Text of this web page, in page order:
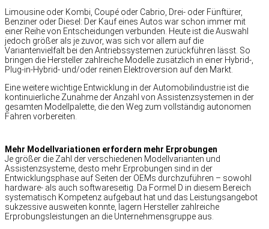
Limousine oder Kombi, Coupé oder Cabrio, Drei- oder Fünftürer,
Benziner oder Diesel: Der Kauf eines Autos war schon immer mit
einer Reihe von Entscheidungen verbunden. Heute ist die Auswahl
jedoch größer als je zuvor, was sich vor allem auf die
Variantenvielfalt bei den Antriebssystemen zurückführen lässt. So
bringen die Hersteller zahlreiche Modelle zusätzlich in einer Hybrid-,
Plug-in-Hybrid- und/oder reinen Elektroversion auf den Markt.
Eine weitere wichtige Entwicklung in der Automobilindustrie ist die
kontinuierliche Zunahme der Anzahl von Assistenzsystemen in der
gesamten Modellpalette, die den Weg zum vollständig autonomen
Fahren vorbereiten.
Mehr Modellvariationen erfordern mehr Erprobungen
Je größer die Zahl der verschiedenen Modellvarianten und
Assistenzsysteme, desto mehr Erprobungen sind in der
Entwicklungsphase auf Seiten der OEMs durchzuführen – sowohl
hardware- als auch softwareseitig. Da Formel D in diesem Bereich
systematisch Kompetenz aufgebaut hat und das Leistungsangebot
sukzessive ausweiten konnte, lagern Hersteller zahlreiche
Erprobungsleistungen an die Unternehmensgruppe aus.